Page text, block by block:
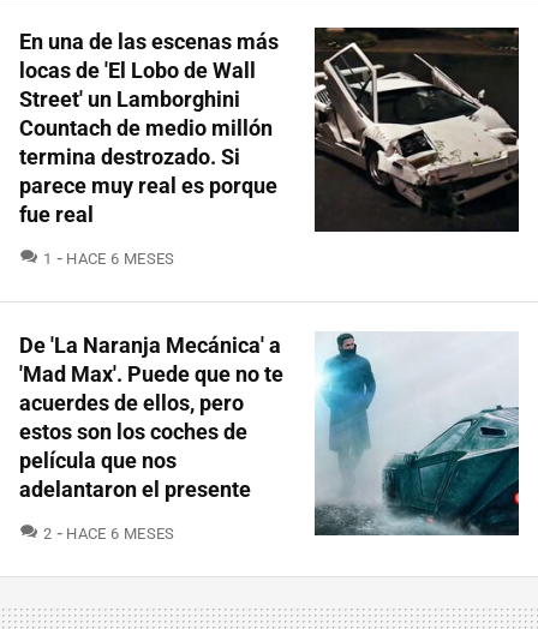
En una de las escenas más
locas de 'El Lobo de Wall
Street' un Lamborghini
Countach de medio millón
termina destrozado. Si
parece muy real es porque
fue real
1 COMENTARIOS
HACE 6 MESES
De 'La Naranja Mecánica' a
'Mad Max'. Puede que no te
acuerdes de ellos, pero
estos son los coches de
película que nos
adelantaron el presente
2 COMENTARIOS
HACE 6 MESES